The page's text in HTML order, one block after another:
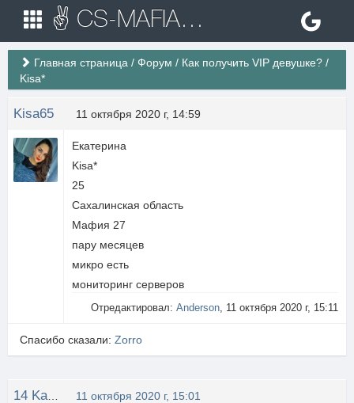
✌ CS-MAFIA.RU ✌ Игровые сервера Counter Strike 1.6
Главная страница / Форум / Как получить VIP девушке? /
Kisa*
Kisa65 11 октября 2020 г, 14:59
Екатерина
Kisa*
25
Сахалинская область
Мафия 27
пару месяцев
микро есть
мониторинг серверов
Отредактировал: Anderson, 11 октября 2020 г, 15:11
Спасибо сказали: Zorro
11 октября 2020 г, 15:01